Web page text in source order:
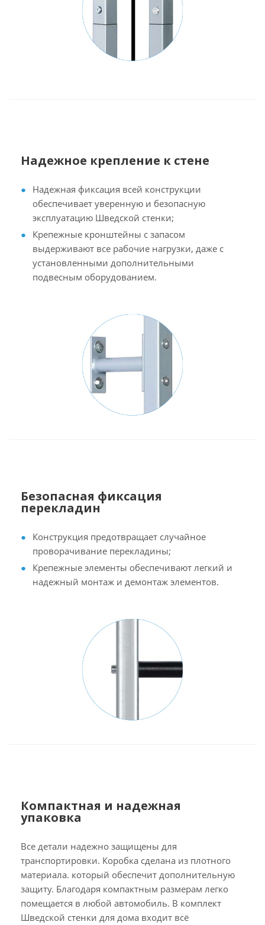
Надежное крепление к стене
Надежная фиксация всей конструкции
обеспечивает уверенную и безопасную
эксплуатацию Шведской стенки;
Крепежные кронштейны с запасом
выдерживают все рабочие нагрузки, даже с
установленными дополнительными
подвесным оборудованием.
Безопасная фиксация
перекладин
Конструкция предотвращает случайное
проворачивание перекладины;
Крепежные элементы обеспечивают легкий и
надежный монтаж и демонтаж элементов.
Компактная и надежная
упаковка
Все детали надежно защищены для
транспортировки. Коробка сделана из плотного
материала. который обеспечит дополнительную
защиту. Благодаря компактным размерам легко
помещается в любой автомобиль. В комплект
Шведской стенки для дома входит всё